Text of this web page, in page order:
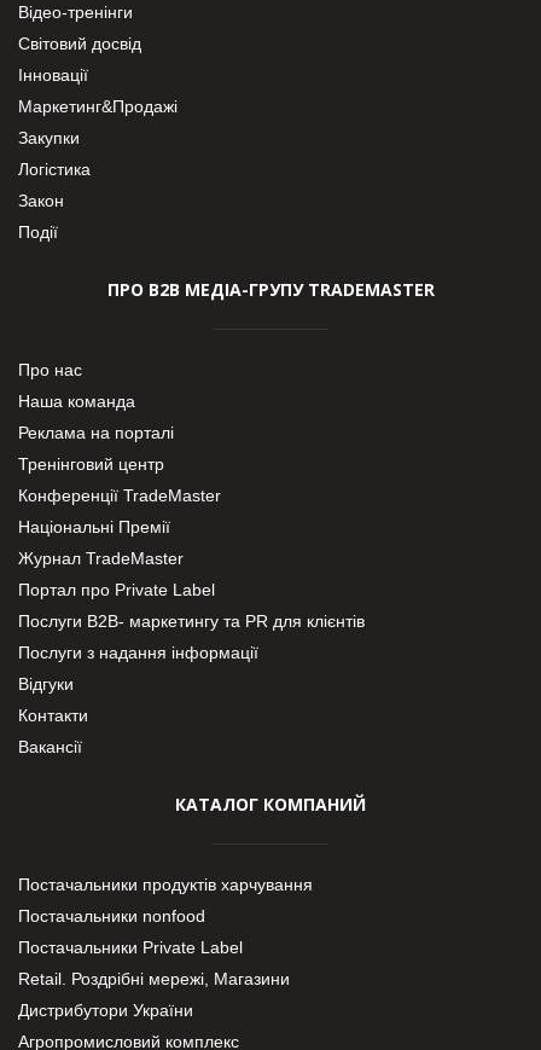
Відео-тренінги
Світовий досвід
Інновації
Маркетинг&Продажі
Закупки
Логістика
Закон
Події
ПРО В2В МЕДІА-ГРУПУ TRADEMASTER
Про нас
Наша команда
Реклама на порталі
Тренінговий центр
Конференції TradeMaster
Національні Премії
Журнал TradeMaster
Портал про Private Label
Послуги В2В- маркетингу та PR для клієнтів
Послуги з надання інформації
Відгуки
Контакти
Вакансії
КАТАЛОГ КОМПАНИЙ
Постачальники продуктів харчування
Постачальники nonfood
Постачальники Private Label
Retail. Роздрібні мережі, Магазини
Дистрибутори України
Агропромисловий комплекс